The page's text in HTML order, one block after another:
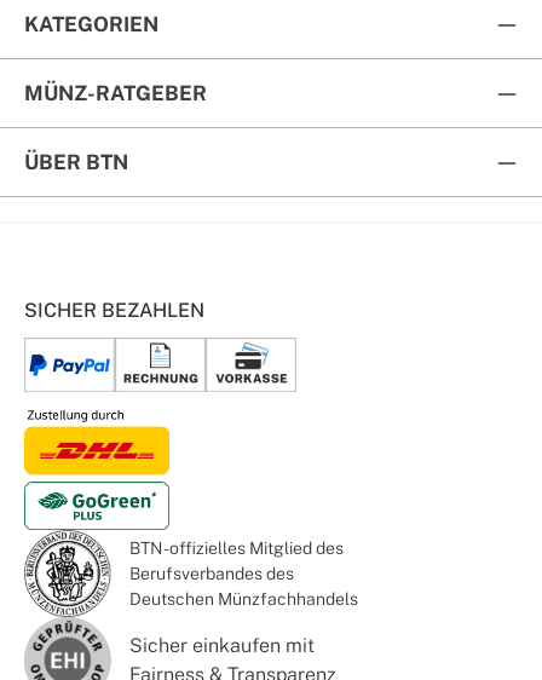
KATEGORIEN
MÜNZ-RATGEBER
ÜBER BTN
SICHER BEZAHLEN
BTN - offizielles Mitglied des
Berufsverbandes des
Deutschen Münzfachhandels
Sicher einkaufen mit
Fairness & Transparenz